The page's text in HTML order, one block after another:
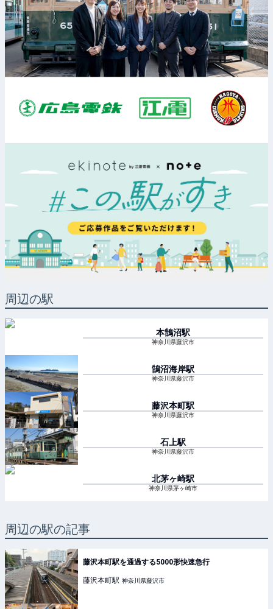
周辺の駅
本鵠沼駅
神奈川県藤沢市
鵠沼海岸駅
神奈川県藤沢市
藤沢本町駅
神奈川県藤沢市
石上駅
神奈川県藤沢市
北茅ヶ崎駅
神奈川県茅ヶ崎市
周辺の駅の記事
藤沢本町駅を通過する5000形快速急行
藤沢本町駅 神奈川県藤沢市